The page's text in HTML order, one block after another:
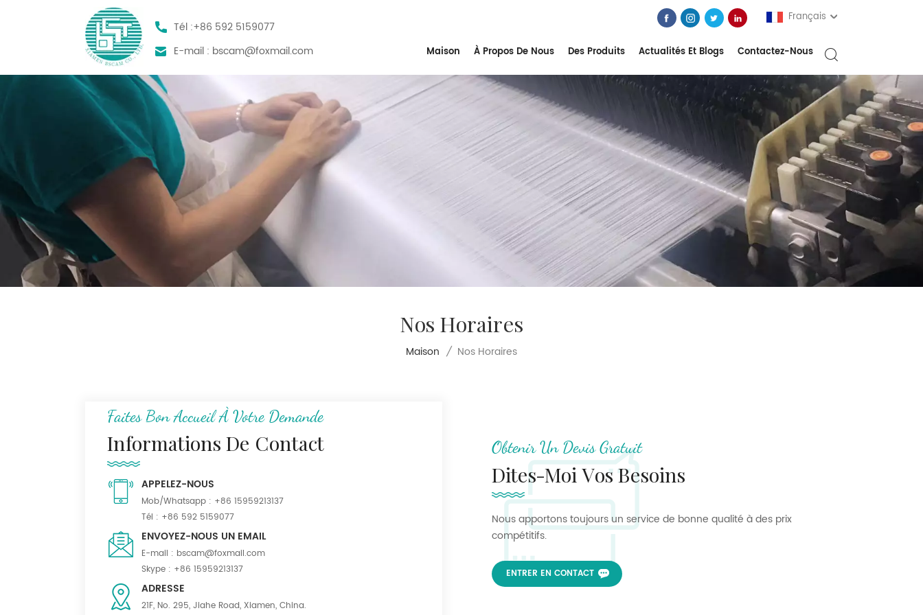
Tél :+86 592 5159077
E-mail : bscam@foxmail.com
Français
Maison À Propos De Nous Des Produits Actualités Et Blogs Contactez-Nous
Nos Horaires
Maison / Nos Horaires
Faites Bon Accueil À Votre Demande
Informations De Contact
APPELEZ-NOUS
Mob/Whatsapp : +86 15959213137
Tél : +86 592 5159077
ENVOYEZ-NOUS UN EMAIL
E-mail : bscam@foxmail.com
Skype : +86 15959213137
ADRESSE
21F, No. 295, Jiahe Road, Xiamen, China.
Obtenir Un Devis Gratuit
Dites-Moi Vos Besoins
Nous apportons toujours un service de bonne qualité à des prix
compétitifs.
ENTRER EN CONTACT